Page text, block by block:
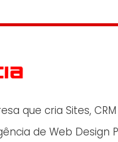
que cria Sites,
de Web Design